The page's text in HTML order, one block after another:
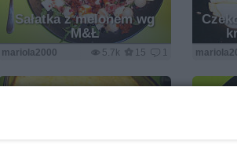
Sałatka z melonem wg
M&Ł
5.7k 15 1
mariola2000